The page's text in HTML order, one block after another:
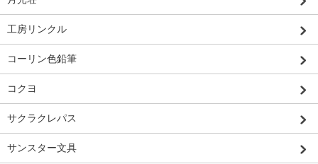
工房リンクル
コーリン色鉛筆
コクヨ
サクラクレパス
サンスター文具